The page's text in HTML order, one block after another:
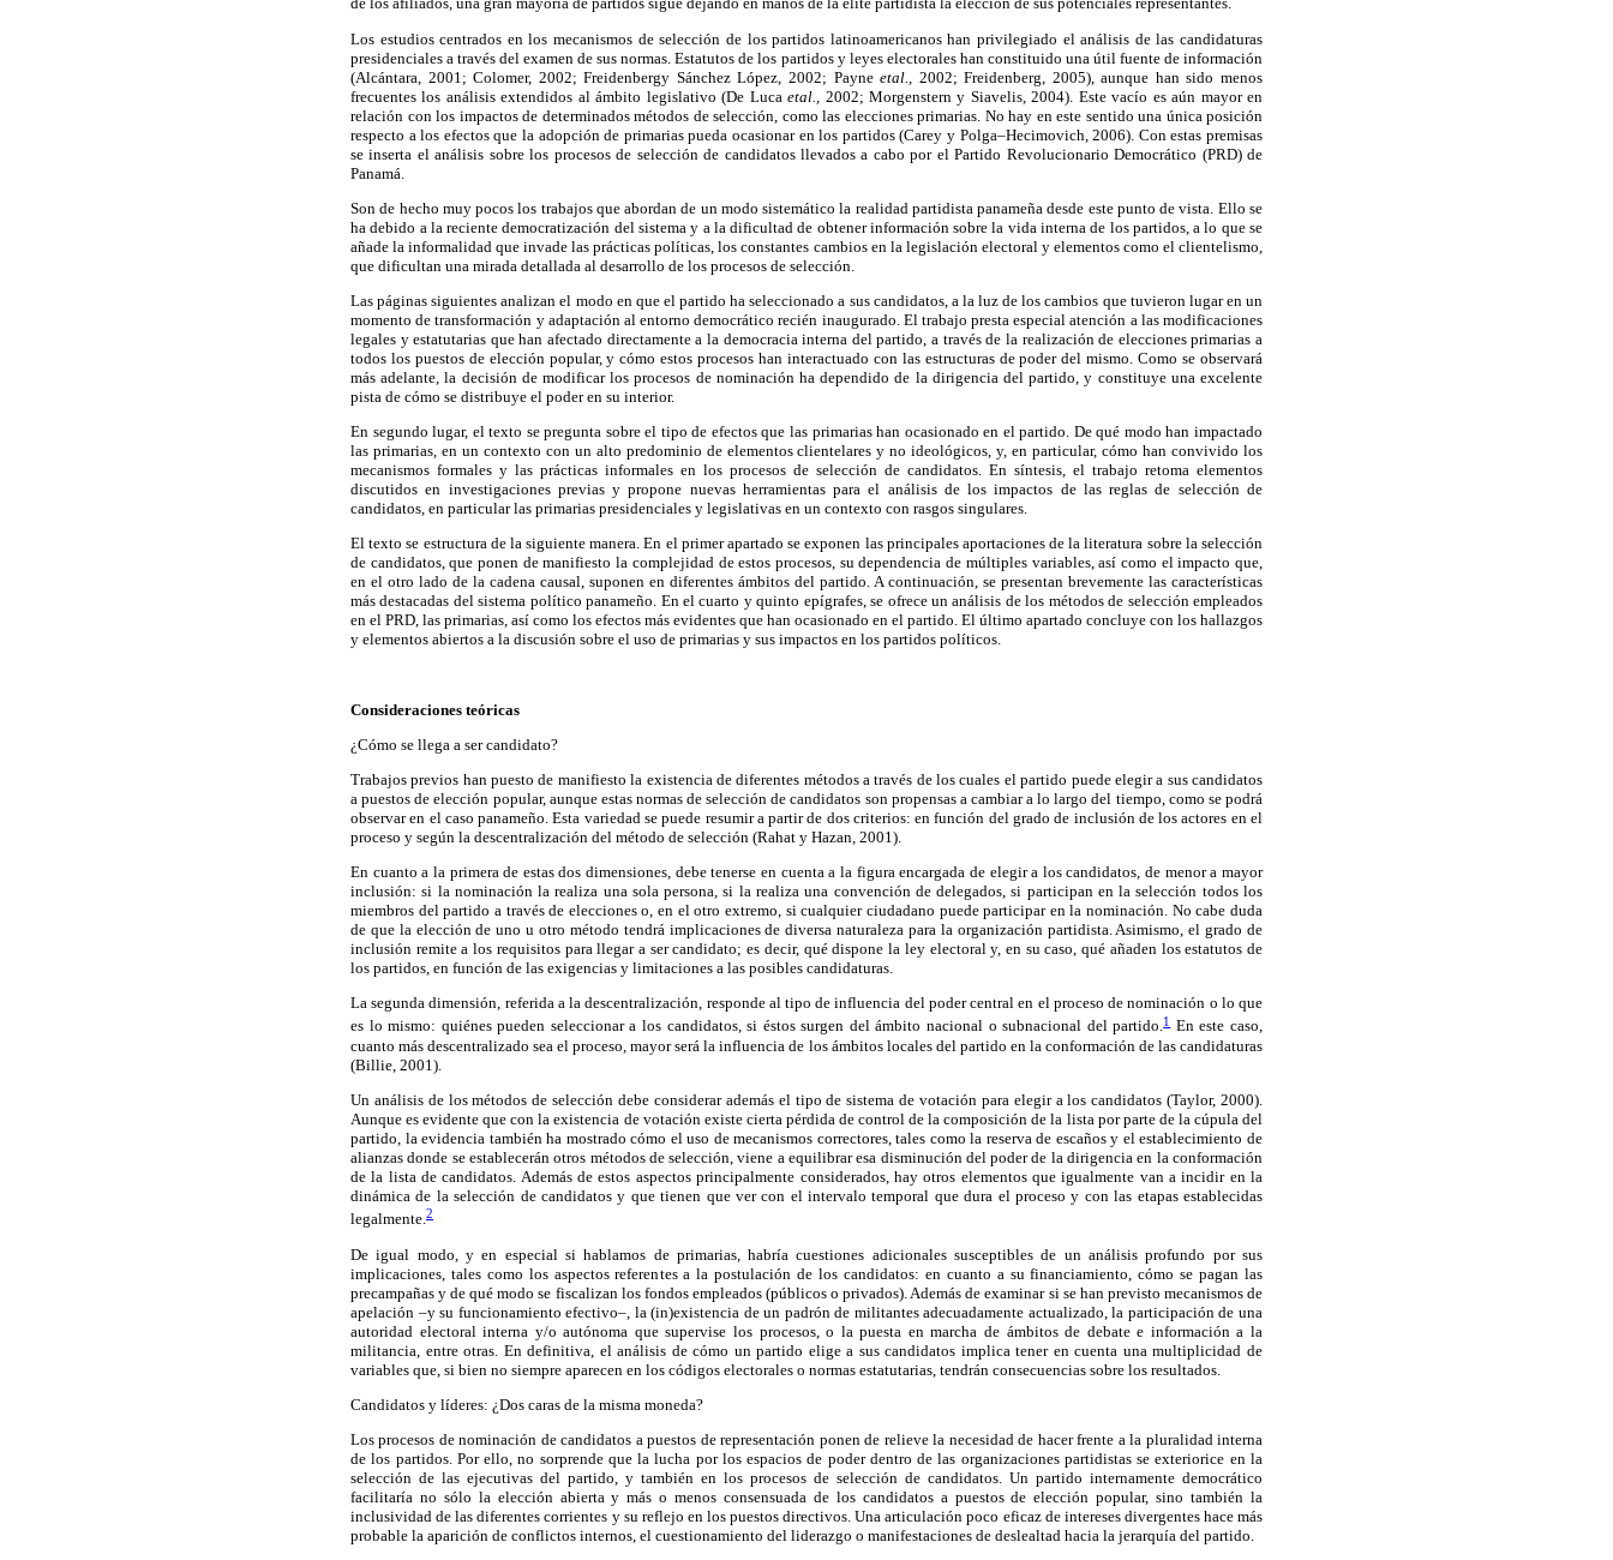
Los estudios centrados en los mecanismos de selección de los partidos latinoamericanos han privilegiado el análisis de las candidaturas
presidenciales a través del examen de sus normas. Estatutos de los partidos y leyes electorales han constituido una útil fuente de información
(Alcántara, 2001; Colomer, 2002; Freidenbergy Sánchez López, 2002; Payneetal., 2002; Freidenberg, 2005), aunque han sido menos
frecuentes los análisis extendidos al ámbito legislativo (De Lucaetal., 2002; Morgenstern y Siavelis, 2004). Este vacío es aún mayor en
relación con los impactos de determinados métodos de selección, como las elecciones primarias. No hay en este sentido una única posición
respecto a los efectos que la adopción de primarias pueda ocasionar en los partidos (Carey y Polga–Hecimovich, 2006). Con estas premisas
se inserta el análisis sobre los procesos de selección de candidatos llevados a cabo por el Partido Revolucionario Democrático (PRD) de
Panamá.
Son de hecho muy pocos los trabajos que abordan de un modo sistemático la realidad partidista panameña desde este punto de vista. Ello se
ha debido a la reciente democratización del sistema y a la dificultad de obtener información sobre la vida interna de los partidos, a lo que se
añade la informalidad que invade las prácticas políticas, los constantes cambios en la legislación electoral y elementos como el clientelismo,
que dificultan una mirada detallada al desarrollo de los procesos de selección.
Las páginas siguientes analizan el modo en que el partido ha seleccionado a sus candidatos, a la luz de los cambios que tuvieron lugar en un
momento de transformación y adaptación al entorno democrático recién inaugurado. El trabajo presta especial atención a las modificaciones
legales y estatutarias que han afectado directamente a la democracia interna del partido, a través de la realización de elecciones primarias a
todos los puestos de elección popular, y cómo estos procesos han interactuado con las estructuras de poder del mismo. Como se observará
más adelante, la decisión de modificar los procesos de nominación ha dependido de la dirigencia del partido, y constituye una excelente
pista de cómo se distribuye el poder en su interior.
En segundo lugar, el texto se pregunta sobre el tipo de efectos que las primarias han ocasionado en el partido. De qué modo han impactado
las primarias, en un contexto con un alto predominio de elementos clientelares y no ideológicos, y, en particular, cómo han convivido los
mecanismos formales y las prácticas informales en los procesos de selección de candidatos. En síntesis, el trabajo retoma elementos
discutidos en investigaciones previas y propone nuevas herramientas para el análisis de los impactos de las reglas de selección de
candidatos, en particular las primarias presidenciales y legislativas en un contexto con rasgos singulares.
El texto se estructura de la siguiente manera. En el primer apartado se exponen las principales aportaciones de la literatura sobre la selección
de candidatos, que ponen de manifiesto la complejidad de estos procesos, su dependencia de múltiples variables, así como el impacto que,
en el otro lado de la cadena causal, suponen en diferentes ámbitos del partido. A continuación, se presentan brevemente las características
más destacadas del sistema político panameño. En el cuarto y quinto epígrafes, se ofrece un análisis de los métodos de selección empleados
en el PRD, las primarias, así como los efectos más evidentes que han ocasionado en el partido. El último apartado concluye con los hallazgos
y elementos abiertos a la discusión sobre el uso de primarias y sus impactos en los partidos políticos.
Consideraciones teóricas
¿Cómo se llega a ser candidato?
Trabajos previos han puesto de manifiesto la existencia de diferentes métodos a través de los cuales el partido puede elegir a sus candidatos
a puestos de elección popular, aunque estas normas de selección de candidatos son propensas a cambiar a lo largo del tiempo, como se podrá
observar en el caso panameño. Esta variedad se puede resumir a partir de dos criterios: en función del grado de inclusión de los actores en el
proceso y según la descentralización del método de selección (Rahat y Hazan, 2001).
En cuanto a la primera de estas dos dimensiones, debe tenerse en cuenta a la figura encargada de elegir a los candidatos, de menor a mayor
inclusión: si la nominación la realiza una sola persona, si la realiza una convención de delegados, si participan en la selección todos los
miembros del partido a través de elecciones o, en el otro extremo, si cualquier ciudadano puede participar en la nominación. No cabe duda
de que la elección de uno u otro método tendrá implicaciones de diversa naturaleza para la organización partidista. Asimismo, el grado de
inclusión remite a los requisitos para llegar a ser candidato; es decir, qué dispone la ley electoral y, en su caso, qué añaden los estatutos de
los partidos, en función de las exigencias y limitaciones a las posibles candidaturas.
La segunda dimensión, referida a la descentralización, responde al tipo de influencia del poder central en el proceso de nominación o lo que
es lo mismo: quiénes pueden seleccionar a los candidatos, si éstos surgen del ámbito nacional o subnacional del partido.1En este caso,
cuanto más descentralizado sea el proceso, mayor será la influencia de los ámbitos locales del partido en la conformación de las candidaturas
(Billie, 2001).
Un análisis de los métodos de selección debe considerar además el tipo de sistema de votación para elegir a los candidatos (Taylor, 2000).
Aunque es evidente que con la existencia de votación existe cierta pérdida de control de la composición de la lista por parte de la cúpula del
partido, la evidencia también ha mostrado cómo el uso de mecanismos correctores, tales como la reserva de escaños y el establecimiento de
alianzas donde se establecerán otros métodos de selección, viene a equilibrar esa disminución del poder de la dirigencia en la conformación
de la lista de candidatos. Además de estos aspectos principalmente considerados, hay otros elementos que igualmente van a incidir en la
dinámica de la selección de candidatos y que tienen que ver con el intervalo temporal que dura el proceso y con las etapas establecidas
legalmente.2
De igual modo, y en especial si hablamos de primarias, habría cuestiones adicionales susceptibles de un análisis profundo por sus
implicaciones, tales como los aspectos referentes a la postulación de los candidatos: en cuanto a su financiamiento, cómo se pagan las
precampañas y de qué modo se fiscalizan los fondos empleados (públicos o privados). Además de examinar si se han previsto mecanismos de
apelación –y su funcionamiento efectivo–, la (in)existencia de un padrón de militantes adecuadamente actualizado, la participación de una
autoridad electoral interna y/o autónoma que supervise los procesos, o la puesta en marcha de ámbitos de debate e información a la
militancia, entre otras. En definitiva, el análisis de cómo un partido elige a sus candidatos implica tener en cuenta una multiplicidad de
variables que, si bien no siempre aparecen en los códigos electorales o normas estatutarias, tendrán consecuencias sobre los resultados.
Candidatos y líderes: ¿Dos caras de la misma moneda?
Los procesos de nominación de candidatos a puestos de representación ponen de relieve la necesidad de hacer frente a la pluralidad interna
de los partidos. Por ello, no sorprende que la lucha por los espacios de poder dentro de las organizaciones partidistas se exteriorice en la
selección de las ejecutivas del partido, y también en los procesos de selección de candidatos. Un partido internamente democrático
facilitaría no sólo la elección abierta y más o menos consensuada de los candidatos a puestos de elección popular, sino también la
inclusividad de las diferentes corrientes y su reflejo en los puestos directivos. Una articulación poco eficaz de intereses divergentes hace más
probable la aparición de conflictos internos, el cuestionamiento del liderazgo o manifestaciones de deslealtad hacia la jerarquía del partido.